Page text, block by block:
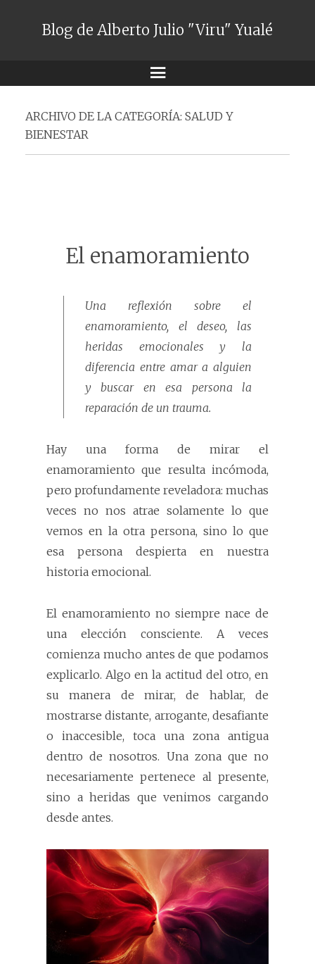
Blog de Alberto Julio "Viru" Yualé
Menú
ARCHIVO DE LA CATEGORÍA: SALUD Y
BIENESTAR
El enamoramiento
Una reflexión sobre el
enamoramiento, el deseo, las
heridas emocionales y la
diferencia entre amar a alguien
y buscar en esa persona la
reparación de un trauma.
Hay una forma de mirar el
enamoramiento que resulta incómoda,
pero profundamente reveladora: muchas
veces no nos atrae solamente lo que
vemos en la otra persona, sino lo que
esa persona despierta en nuestra
historia emocional.
El enamoramiento no siempre nace de
una elección consciente. A veces
comienza mucho antes de que podamos
explicarlo. Algo en la actitud del otro, en
su manera de mirar, de hablar, de
mostrarse distante, arrogante, desafiante
o inaccesible, toca una zona antigua
dentro de nosotros. Una zona que no
necesariamente pertenece al presente,
sino a heridas que venimos cargando
desde antes.